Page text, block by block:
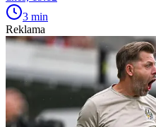
3 min
Reklama